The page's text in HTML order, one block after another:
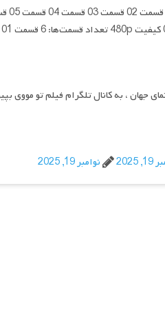
جهان ، به کانال تلگرام فیلم تو مووی
2025 نوامبر 19, 2025